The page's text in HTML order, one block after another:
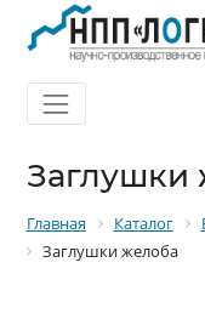
Заглушки
Главная Каталог
Заглушки желоба